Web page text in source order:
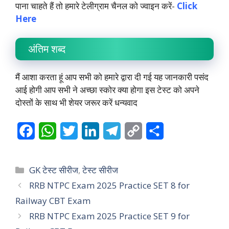
पाना चाहते हैं तो हमारे टेलीग्राम चैनल को ज्वाइन करें- Click
Here
अंतिम शब्द
मैं आशा करता हूं आप सभी को हमारे द्वारा दी गई यह जानकारी पसंद
आई होगी आप सभी ने अच्छा स्कोर क्या होगा इस टेस्ट को अपने
दोस्तों के साथ भी शेयर जरूर करें धन्यवाद
c
e
b
o
W
a
t
s
A
i
t
t
e
n
k
d
e
r
y
i
r
Categories
GK टेस्ट सीरीज,टेस्ट सीरीज
RRB NTPC Exam 2025 Practice SET 8 for
Railway CBT Exam
RRB NTPC Exam 2025 Practice SET 9 for